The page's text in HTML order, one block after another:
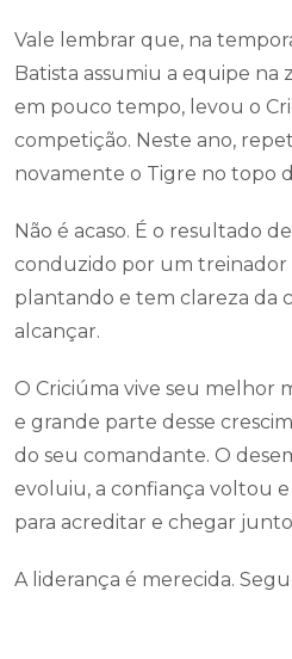
Vale lembrar que, na
Batista assumiu a equipe na
em pouco tempo, levou o
competição. Neste ano,
novamente o Tigre no topo
Não é acaso. É o resultado
conduzido por um treinador
plantando e tem clareza da
alcançar.
O Criciúma vive seu melhor
e grande parte desse
do seu comandante. O
evoluiu, a confiança voltou
para acreditar e chegar
A liderança é merecida.